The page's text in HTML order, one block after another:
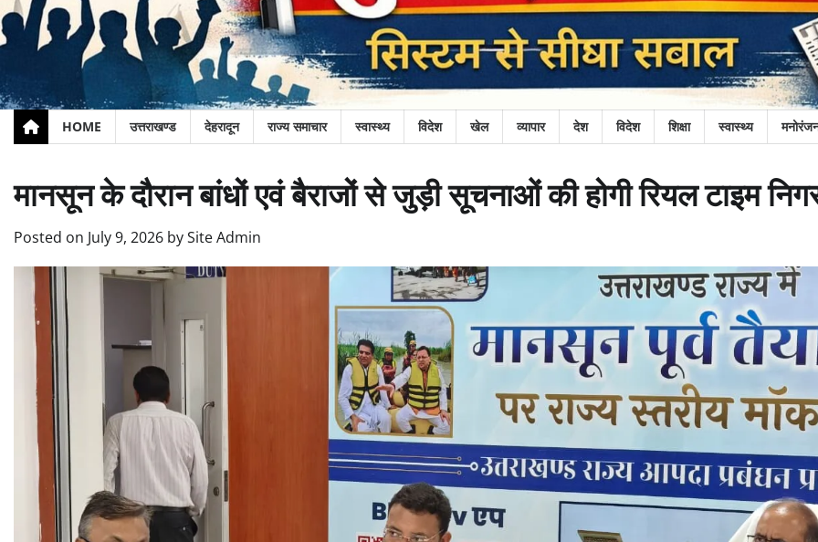
HOME उत्तराखण्ड देहरादून राज्य समाचार स्वास्थ्य विदेश खेल व्यापार देश विदेश शिक्षा स्वास्थ्य
मानसून के दौरान बांधों एवं बैराजों से जुड़ी सूचनाओं की होगी रियल टाइम
Posted on July 9, 2026 bySite Admin